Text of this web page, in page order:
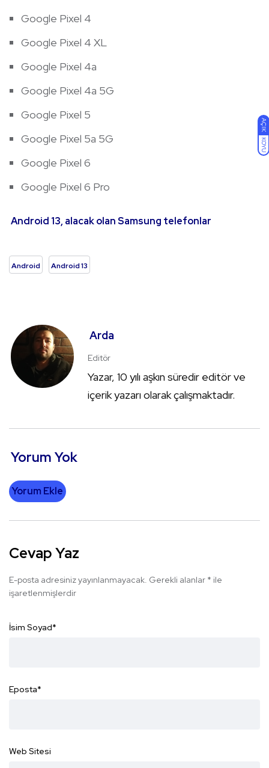
AÇIK
KOYU
Google Pixel 4
Google Pixel 4 XL
Google Pixel 4a
Google Pixel 4a 5G
Google Pixel 5
Google Pixel 5a 5G
Google Pixel 6
Google Pixel 6 Pro
Android 13, alacak olan Samsung telefonlar
Android Android 13
Arda
Editör
Yazar, 10 yılı aşkın süredir editör ve
içerik yazarı olarak çalışmaktadır.
Yorum Yok
Yorum Ekle
Cevap Yaz
E-posta adresiniz yayınlanmayacak. Gerekli alanlar * ile
işaretlenmişlerdir
İsim Soyad*
Eposta*
Web Sitesi